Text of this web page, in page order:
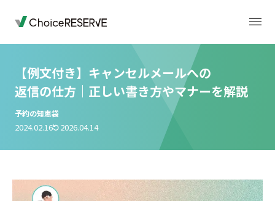
トップページ 料金
業種から選ぶ デモサイト
【例文付き】キャンセルメールへの
返信の仕方｜正しい書き方やマナーを解説
予約の知恵袋
2024.02.16 2026.04.14